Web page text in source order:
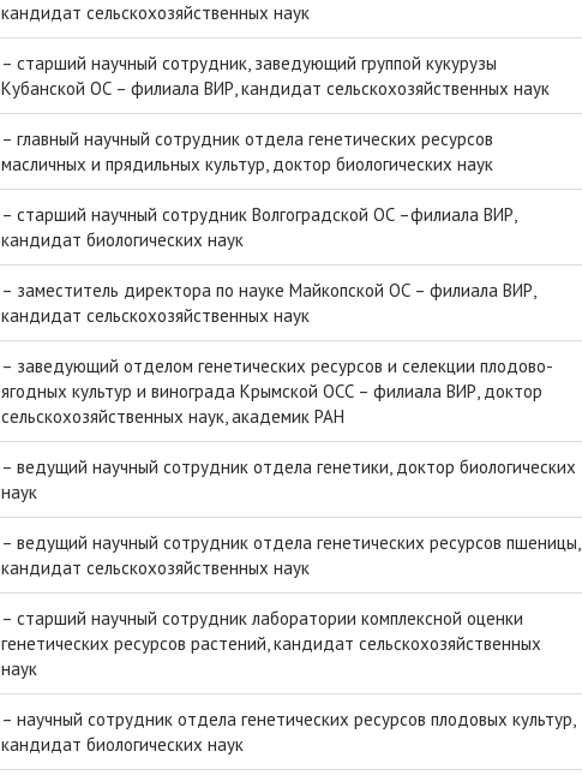
кандидат сельскохозяйственных наук
– старший научный сотрудник, заведующий группой кукурузы
Кубанской ОС – филиала ВИР, кандидат сельскохозяйственных наук
– главный научный сотрудник отдела генетических ресурсов
масличных и прядильных культур, доктор биологических наук
– старший научный сотрудник Волгоградской ОС –филиала ВИР,
кандидат биологических наук
– заместитель директора по науке Майкопской ОС – филиала ВИР,
кандидат сельскохозяйственных наук
– заведующий отделом генетических ресурсов и селекции плодово-
ягодных культур и винограда Крымской ОСС – филиала ВИР, доктор
сельскохозяйственных наук, академик РАН
– ведущий научный сотрудник отдела генетики, доктор биологических
наук
– ведущий научный сотрудник отдела генетических ресурсов пшеницы,
кандидат сельскохозяйственных наук
– старший научный сотрудник лаборатории комплексной оценки
генетических ресурсов растений, кандидат сельскохозяйственных
наук
– научный сотрудник отдела генетических ресурсов плодовых культур,
кандидат биологических наук